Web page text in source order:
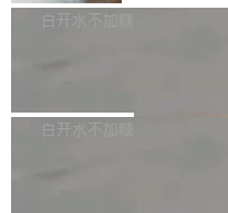
计是基于早期模型的能力—...
可以用来分析、提炼、审阅、
不得生成涉及安全性的关键变
有限公司披露IPO发行价格及
36个月。 公告显示，本次宇树
白开水不加糖
Bug fixes and
白开水不加糖